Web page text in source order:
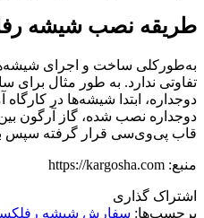
طریقه نصب شیشه
به‌طورکلی ساخت و اجرای
تفاوتی ندارد. به طور مثال
دوجداره، ابتدا شیشه‌ها در
دوجداره نصب شده، گاز آرگون
قاب پی‌وی‌سی قرار گرفته سپس
منبع:​ https://kargosha.com
اشتراک گذاری
برچسب‌ها: سفارش شيشه رفلکس